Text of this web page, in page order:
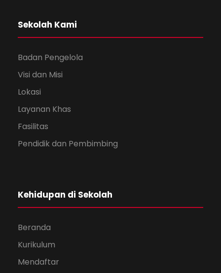
Sekolah Kami
Badan Pengelola
Visi dan Misi
Lokasi
Layanan Khas
Fasilitas
Pendidik dan Pembimbing
Kehidupan di Sekolah
Beranda
Kurikulum
Mendaftar